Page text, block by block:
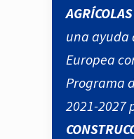
una ayuda
Europea
Programa
2021-2027